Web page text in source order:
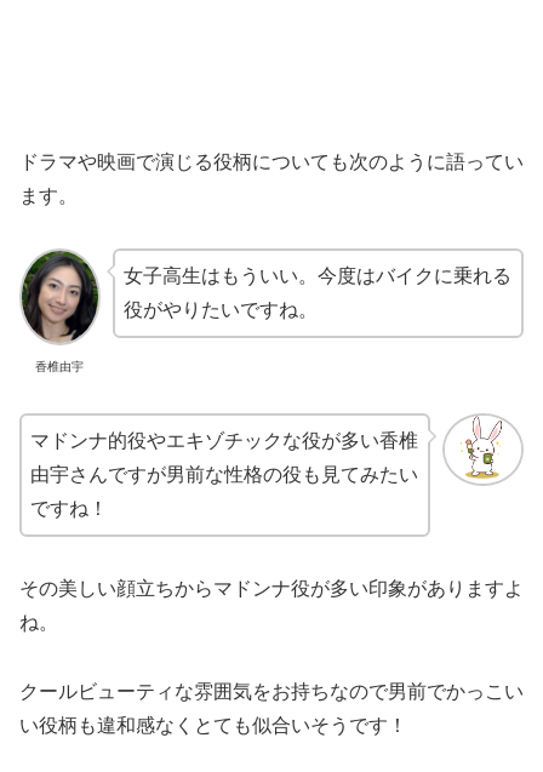
ドラマや映画で演じる役柄についても次のように語ってい
ます。
香椎由宇
女子高生はもういい。今度はバイクに乗れる
役がやりたいですね。
マドンナ的役やエキゾチックな役が多い香椎
由宇さんですが男前な性格の役も見てみたい
ですね！
その美しい顔立ちからマドンナ役が多い印象がありますよ
ね。
クールビューティな雰囲気をお持ちなので男前でかっこい
い役柄も違和感なくとても似合いそうです！